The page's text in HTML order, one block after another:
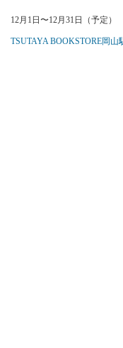
12月1日〜12月31日（予定）
TSUTAYA BOOKSTORE岡山